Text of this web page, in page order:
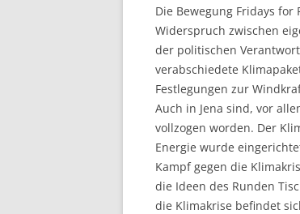
Die Bewegung Fridays
Widerspruch zwischen
der politischen
verabschiedete
Festlegungen zur
Auch in Jena sind, vor
vollzogen worden. Der
Energie wurde
Kampf gegen die
die Ideen des Runden
die Klimakrise befindet